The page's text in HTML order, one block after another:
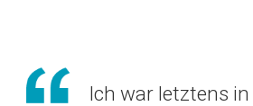
Ich war letztens in